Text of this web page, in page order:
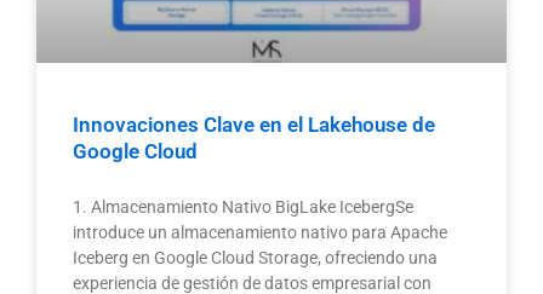
Innovaciones Clave en el Lakehouse de
Google Cloud
1. Almacenamiento Nativo BigLake IcebergSe
introduce un almacenamiento nativo para Apache
Iceberg en Google Cloud Storage, ofreciendo una
experiencia de gestión de datos empresarial con